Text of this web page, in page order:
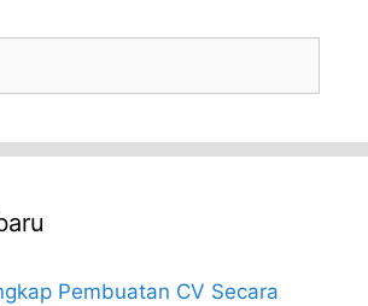
Pembuatan CV Secara